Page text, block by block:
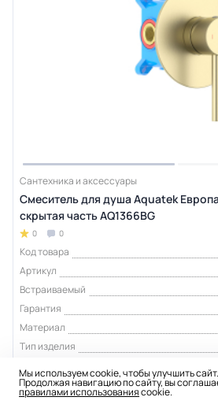
Сантехника и аксессуары
Смеситель для душа Aquatek
скрытая часть AQ1366BG
0 0
Код товара
Артикул
Встраиваемый
Гарантия
Материал
Тип изделия
10 640 ₽ шт
Мы используем cookie, чтобы улучшить сайт.
Продолжая навигацию по сайту, вы
правилами использованияcookie.